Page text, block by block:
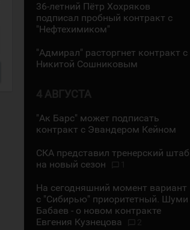
36-летний Пётр Хохряков
подписал пробный контракт с
"Нефтехимиком"
"Адмирал" расторгнет контракт с
Никитой Сошниковым
4 АВГУСТА
"Ак Барс" может подписать
контракт с Эвандером Кейном
СКА представил тренерский штаб
на новый сезон
На сегодняшний момент вариант
с "Сибирью" приоритетный. Шуми
Бабаев - о новом контракте
Евгения Кузнецова